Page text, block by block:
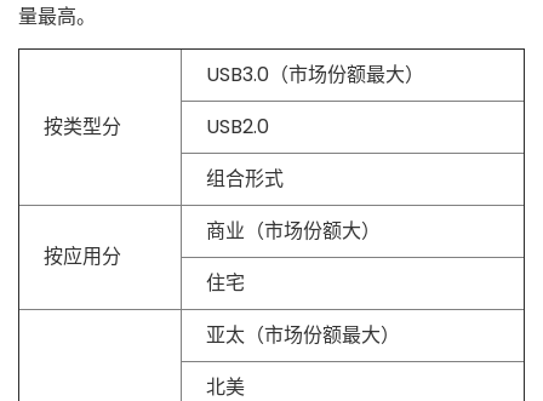
量最高。
按类型分
USB3.0（市场份额最大）
USB2.0
组合形式
按应用分
商业（市场份额大）
住宅
亚太（市场份额最大）
北美